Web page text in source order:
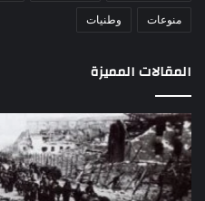
منوعات وطنيات
المقالات المميزة
مذبحة
اللد..
القصة
الكاملة
لإحدى